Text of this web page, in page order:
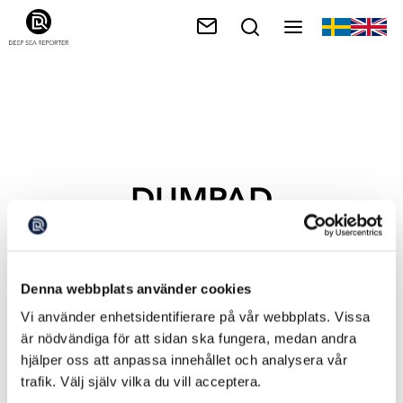
Denna webbplats använder cookies
Vi använder enhetsidentifierare på vår webbplats. Vissa
är nödvändiga för att sidan ska fungera, medan andra
hjälper oss att anpassa innehållet och analysera vår
trafik. Välj själv vilka du vill acceptera.
DUMPAD
AMMUNITION